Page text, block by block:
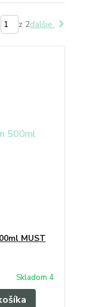
z 2ďalšie
MUST
Skladom 4